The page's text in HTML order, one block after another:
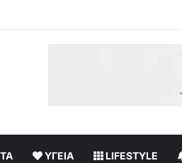
ΥΓΕΊΑ LIFESTYLE